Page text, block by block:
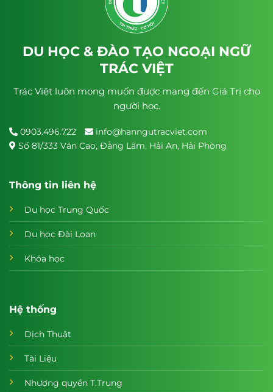
DU HỌC & ĐÀO TẠO NGOẠI NGỮ
TRÁC VIỆT
Trác Việt luôn mong muốn được mang đến Giá Trị cho
người học.
0903.496.722
info@hanngutracviet.com
Số 81/333 Văn Cao, Đằng Lâm, Hải An, Hải Phòng
Thông tin liên hệ
Du học Trung Quốc
Du học Đài Loan
Khóa học
Hệ thống
Dịch Thuật
Tài Liệu
Nhượng quyền T.Trung